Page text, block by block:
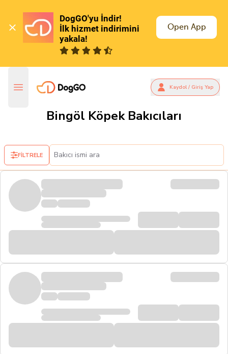
DogGO'yu İndir!
İlk hizmet indirimini
yakala!
Open App
Kaydol / Giriş Yap
Bingöl Köpek Bakıcıları
FİLTRELE